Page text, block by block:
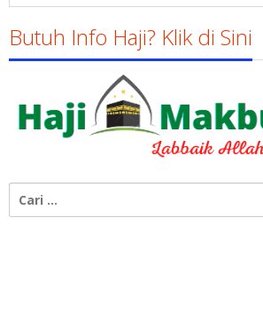
Butuh Info Haji? Klik di Sini
untuk: